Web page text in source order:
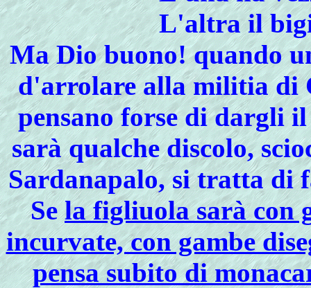
L'altra il
Ma Dio buono! quando
d'arrolare alla militia di
pensano forse di dargli
sarà qualche discolo,
Sardanapalo, si tratta di
Sela figliuola sarà con
incurvate, con gambe
pensa subito di